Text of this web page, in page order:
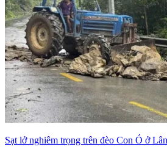
Sạt lở nghiêm trọng trên đèo Con Ó ở